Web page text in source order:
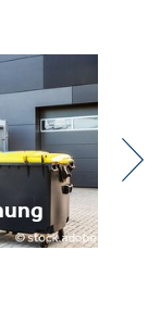
Metallrecycling